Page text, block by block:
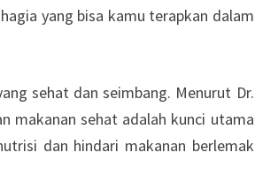
yang bisa kamu terapkan dalam
sehat dan seimbang. Menurut Dr.
makanan sehat adalah kunci utama
dan hindari makanan berlemak